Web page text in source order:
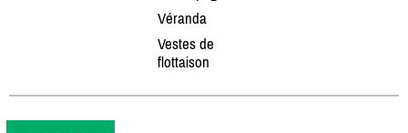
Véranda
Vestes de
flottaison